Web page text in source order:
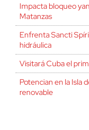
Impacta bloqueo
Matanzas
Enfrenta Sancti
hidráulica
Visitará Cuba el
Potencian en la Isla
renovable